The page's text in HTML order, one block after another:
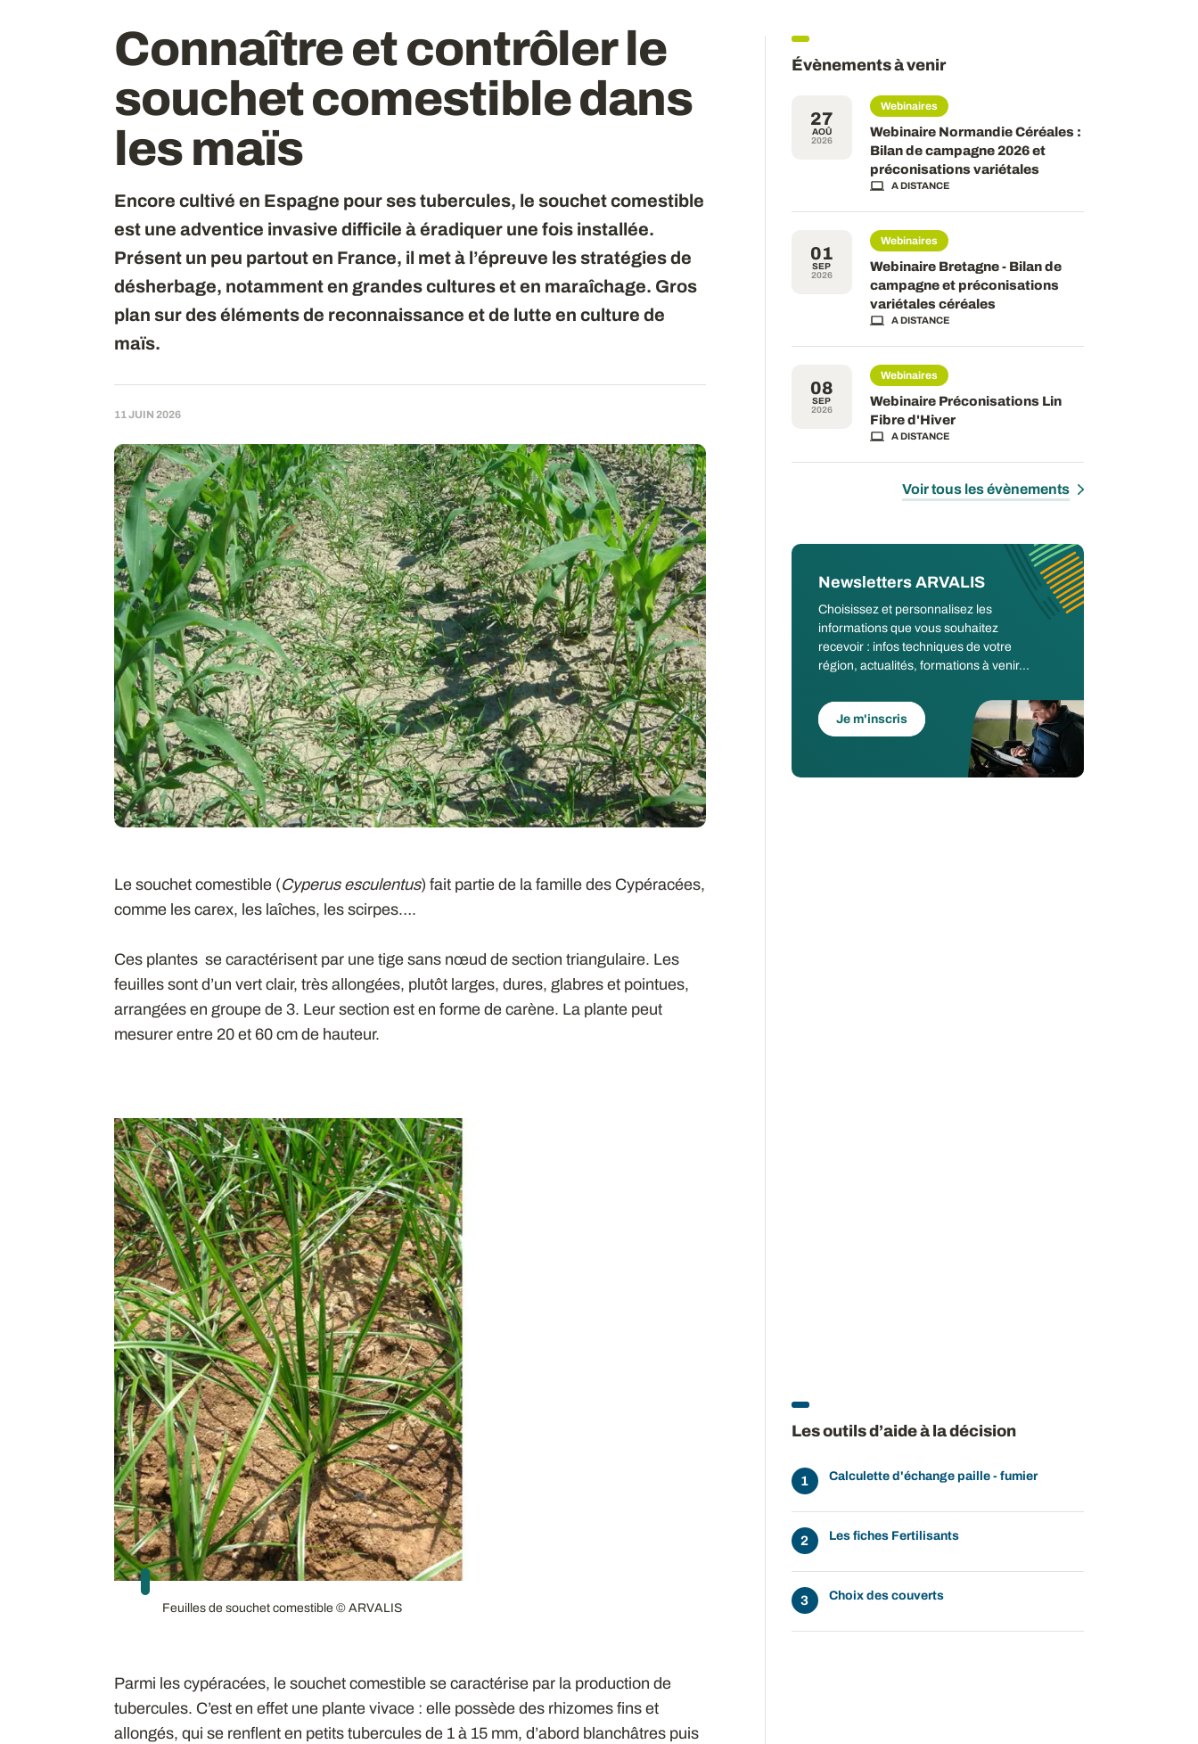
Connaître et contrôler le
souchet comestible dans
les maïs
Encore cultivé en Espagne pour ses tubercules, le souchet comestible
est une adventice invasive difficile à éradiquer une fois installée.
Présent un peu partout en France, il met à l’épreuve les stratégies de
désherbage, notamment en grandes cultures et en maraîchage. Gros
plan sur des éléments de reconnaissance et de lutte en culture de
maïs.
11 JUIN 2026
Le souchet comestible (Cyperus esculentus) fait partie de la famille des Cypéracées,
comme les carex, les laîches, les scirpes….
Ces plantes se caractérisent par une tige sans nœud de section triangulaire. Les
feuilles sont d’un vert clair, très allongées, plutôt larges, dures, glabres et pointues,
arrangées en groupe de 3. Leur section est en forme de carène. La plante peut
mesurer entre 20 et 60 cm de hauteur.
Feuilles de souchet comestible © ARVALIS
Parmi les cypéracées, le souchet comestible se caractérise par la production de
tubercules. C’est en effet une plante vivace : elle possède des rhizomes fins et
allongés, qui se renflent en petits tubercules de 1 à 15 mm, d’abord blanchâtres puis
Évènements à venir
27
AOÛ
2026
Webinaires
Webinaire Normandie Céréales :
Bilan de campagne 2026 et
préconisations variétales
A DISTANCE
01
SEP
2026
Webinaires
Webinaire Bretagne - Bilan de
campagne et préconisations
variétales céréales
A DISTANCE
08
SEP
2026
Webinaires
Webinaire Préconisations Lin
Fibre d'Hiver
A DISTANCE
Voir tous les évènements
Newsletters ARVALIS
Choisissez et personnalisez les
informations que vous souhaitez
recevoir : infos techniques de votre
région, actualités, formations à venir...
Je m'inscris
Les outils d’aide à la décision
Calculette d'échange paille - fumier
Les fiches Fertilisants
Choix des couverts